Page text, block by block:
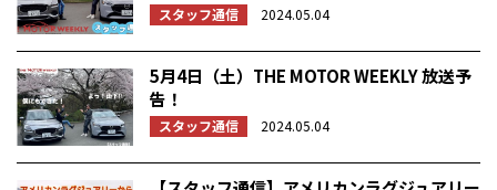
スタッフ通信 2024.05.04
5月4日（土）THE MOTOR WEEKLY 放送予
告！
スタッフ通信 2024.05.04